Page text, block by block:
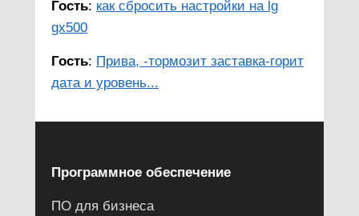
Гость: как сбросить настройки на lg
gx500
Гость: Прива, -тормозит заставка-горит
дата и уровень...
Программное обеспечение
ПО для бизнеса